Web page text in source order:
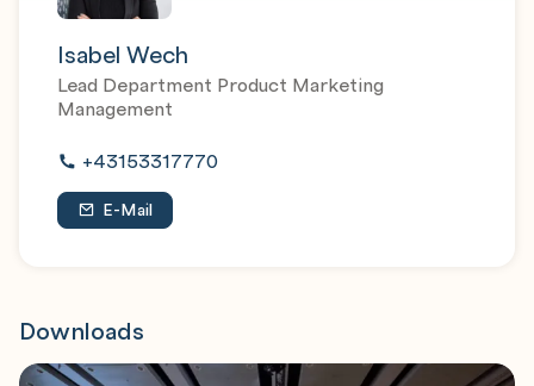
Isabel Wech
Lead Department Product Marketing
Management
+43153317770
E-Mail
Downloads